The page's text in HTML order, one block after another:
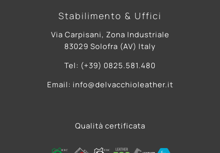
Stabilimento & Uffici
Via Carpisani, Zona Industriale
83029 Solofra (AV) Italy
Tel: (+39) 0825.581.480
Email: info@delvacchioleather.it
Qualità certificata